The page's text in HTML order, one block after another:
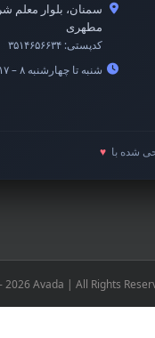
سمنان، بلوار معلم
مطهری
کدپستی:۳۵۱۴۶۵۶۶۳۴
شنبه تا چهارشنبه ۸ – ۱۷
شده با ♥
2026 Avada | All Rights